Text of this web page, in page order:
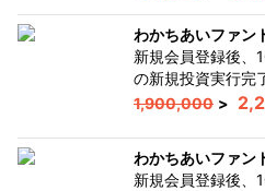
わかちあいファ
新規会員登録後、
の新規投資実行完
1,900,000 >
わかちあいファ
新規会員登録後、